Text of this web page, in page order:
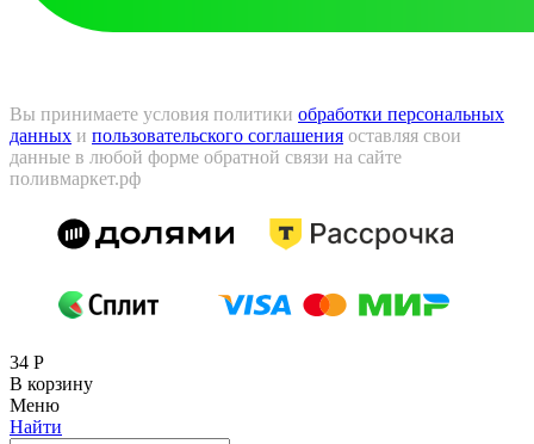
Вы принимаете условия политики обработки персональных
данных и пользовательского соглашения оставляя свои
данные в любой форме обратной связи на сайте
поливмаркет.рф
34 Р
В корзину
Меню
Найти